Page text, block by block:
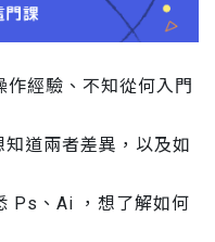
經驗、不知從何入門
道兩者差異，以及如
Ps、Ai ，想了解如何